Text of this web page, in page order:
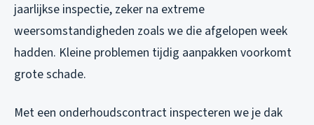
jaarlijkse inspectie, zeker na extreme
weersomstandigheden zoals we die afgelopen week
hadden. Kleine problemen tijdig aanpakken voorkomt
grote schade.
Met een onderhoudscontract inspecteren we je dak